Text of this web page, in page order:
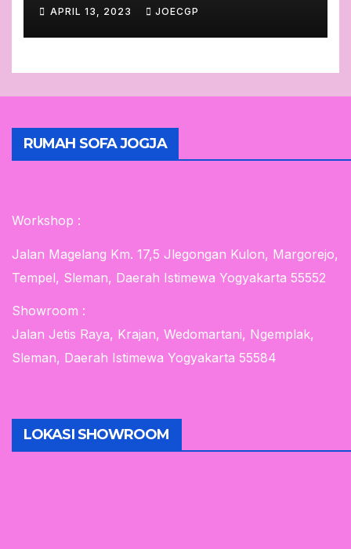
APRIL 13, 2023 JOECGP
RUMAH SOFA JOGJA
Workshop :
Jalan Magelang Km. 17,5 Jlegongan Kulon, Margorejo,
Tempel, Sleman, Daerah Istimewa Yogyakarta 55552
Showroom :
Jalan Jetis Raya, Krajan, Wedomartani, Ngemplak,
Sleman, Daerah Istimewa Yogyakarta 55584
LOKASI SHOWROOM